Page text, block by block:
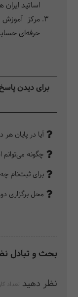
اساتید
مرکز آموزش
حرفه‌ای
برای دیدن
آیا در پایان
چگونه
برای ثبت‌نام چه
محل برگزاری
بحث و تبادل
نظر دهید تعداد